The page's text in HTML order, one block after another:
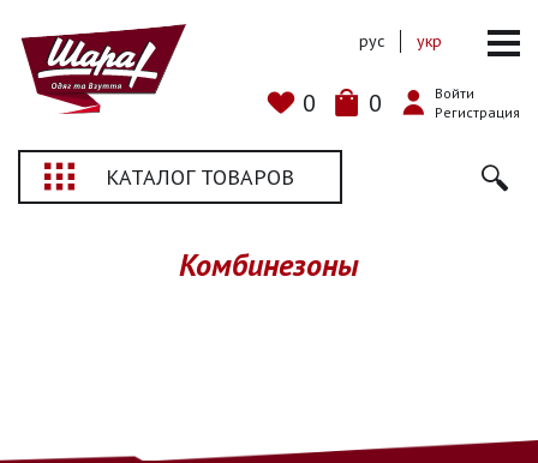
0 0
Войти
Регистрация
рус укр
КАТАЛОГ ТОВАРОВ
Комбинезоны